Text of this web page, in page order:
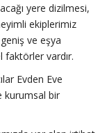
yere dizilmesi,
ekiplerimiz
geniş ve eşya
faktörler vardır.
Evden Eve
kurumsal bir